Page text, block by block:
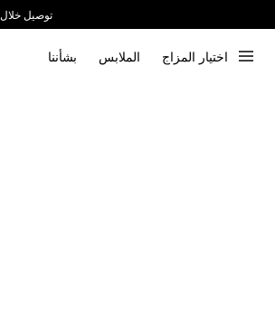
توصيل خلال 7 أيام إلى جميع دول الخليج
اختيار المزاج الملابس بشأننا